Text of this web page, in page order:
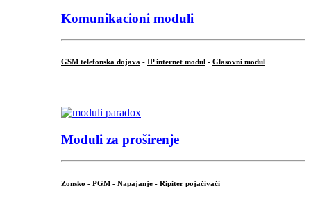
Komunikacioni moduli
GSM telefonska dojava - IP internet modul - Glasovni modul
Moduli za proširenje
Zonsko - PGM - Napajanje - Ripiter pojačivači